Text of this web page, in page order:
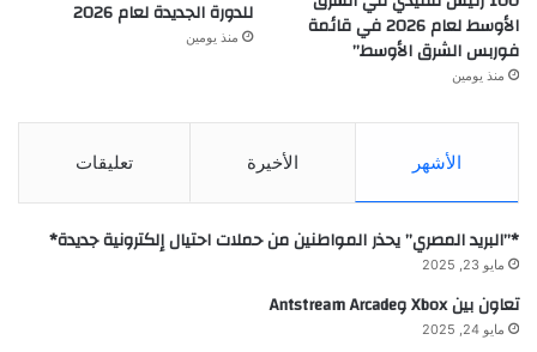
الأوسط لعام 2026 في قائمة
فوربس الشرق الأوسط”
منذ يومين
للدورة الجديدة لعام 2026
منذ يومين
الأشهر الأخيرة تعليقات
*”البريد المصري” يحذر المواطنين من حملات احتيال إلكترونية جديدة*
مايو 23, 2025
تعاون بين Xbox وAntstream Arcade
مايو 24, 2025